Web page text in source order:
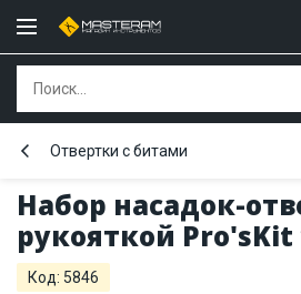
Набор насадок-
рукояткой Pro'sKit
Отвертки с битами
Код: 5846